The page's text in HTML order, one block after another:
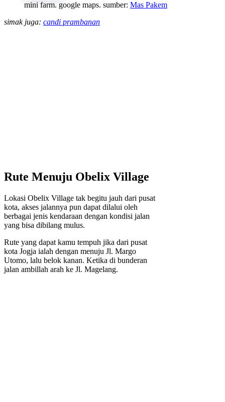
mini farm. google maps. sumber: Mas Pakem
simak juga: candi prambanan
Rute Menuju Obelix Village
Lokasi Obelix Village tak begitu jauh dari pusat
kota, akses jalannya pun dapat dilalui oleh
berbagai jenis kendaraan dengan kondisi jalan
yang bisa dibilang mulus.
Rute yang dapat kamu tempuh jika dari pusat
kota Jogja ialah dengan menuju Jl. Margo
Utomo, lalu belok kanan. Ketika di bunderan
jalan ambillah arah ke Jl. Magelang.